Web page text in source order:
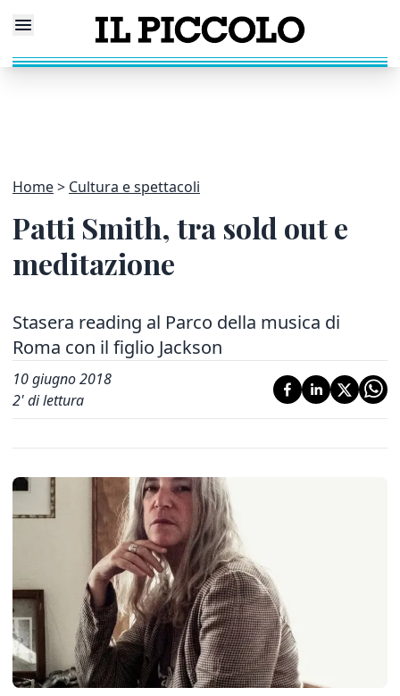
Home Cultura e spettacoli
Patti Smith, tra sold out e
meditazione
Stasera reading al Parco della musica di
Roma con il figlio Jackson
10 giugno 2018
2' di lettura